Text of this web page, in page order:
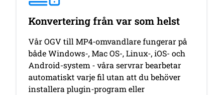
Konvertering från var som helst
Vår OGV till MP4-omvandlare fungerar på
både Windows-, Mac OS-, Linux-, iOS- och
Android-system - våra servrar bearbetar
automatiskt varje fil utan att du behöver
installera plugin-program eller